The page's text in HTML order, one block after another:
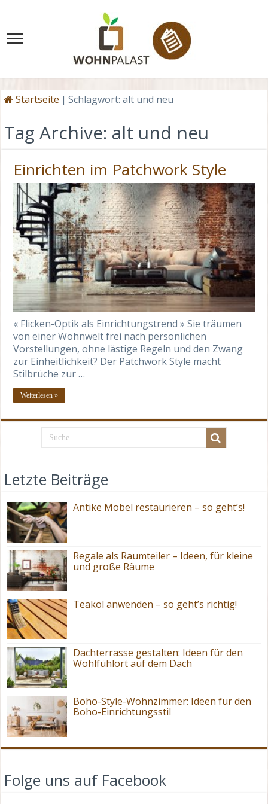
Startseite | Schlagwort:alt und neu
Tag Archive: alt und neu
Einrichten im Patchwork Style
« Flicken-Optik als Einrichtungstrend » Sie träumen
von einer Wohnwelt frei nach persönlichen
Vorstellungen, ohne lästige Regeln und den Zwang
zur Einheitlichkeit? Der Patchwork Style macht
Stilbrüche zur …
Weiterlesen »
Letzte Beiträge
Antike Möbel restaurieren – so geht’s!
Regale als Raumteiler – Ideen, für kleine
und große Räume
Teaköl anwenden – so geht’s richtig!
Dachterrasse gestalten: Ideen für den
Wohlfühlort auf dem Dach
Boho-Style-Wohnzimmer: Ideen für den
Boho-Einrichtungsstil
Folge uns auf Facebook